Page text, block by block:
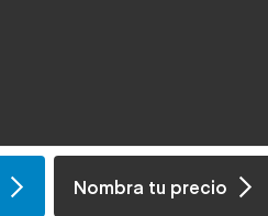
Nombra tu precio